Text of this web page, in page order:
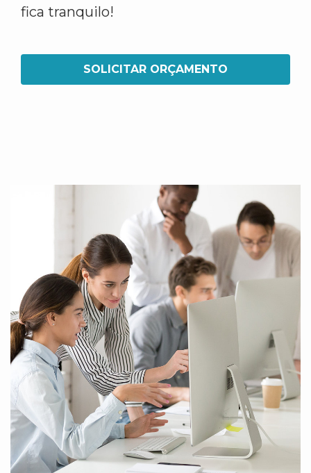
fica tranquilo!
SOLICITAR ORÇAMENTO